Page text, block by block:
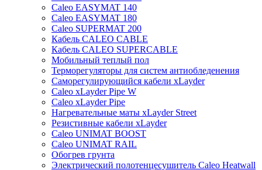
Caleo EASYMAT 140
Caleo EASYMAT 180
Caleo SUPERMAT 200
Кабель CALEO CABLE
Кабель CALEO SUPERCABLE
Мобильный теплый пол
Терморегуляторы для систем антиобледенения
Саморегулирующийся кабели xLayder
Caleo xLayder Pipe W
Caleo xLayder Pipe
Нагревательные маты xLayder Street
Резистивные кабели xLayder
Caleo UNIMAT BOOST
Caleo UNIMAT RAIL
Обогрев грунта
Электрический полотенцесушитель Caleo Heatwall